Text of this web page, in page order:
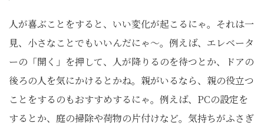
人が喜ぶことをすると、いい変化が起こるにゃ。それは一
見、小さなことでもいいんだにゃ～。例えば、エレベータ
ーの「開く」を押して、人が降りるのを待つとか、ドアの
後ろの人を気にかけるとかね。親がいるなら、親の役立つ
ことをするのもおすすめするにゃ。例えば、 PCの設定を
するとか、庭の掃除や荷物の片付けなど。気持ちがふさぎ